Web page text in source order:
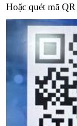
Hoặc quét mã